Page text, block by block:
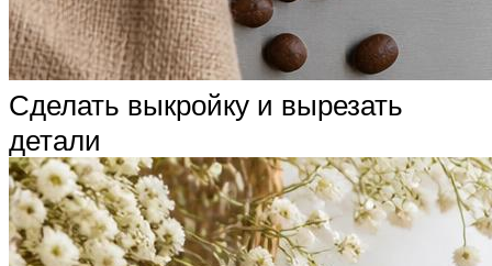
Сделать выкройку и вырезать
детали